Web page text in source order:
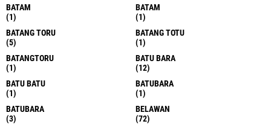
BATAM
(1)
BATAM
(1)
BATANG TORU
(5)
BATANG TOTU
(1)
BATANGTORU
(1)
BATU BARA
(12)
BATU BATU
(1)
BATUBARA
(1)
BATUBARA
(3)
BELAWAN
(72)